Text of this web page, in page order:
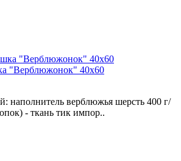
"Верблюжонок" 40х60
наполнитель верблюжья шерсть 400 г/
- ткань тик импор..